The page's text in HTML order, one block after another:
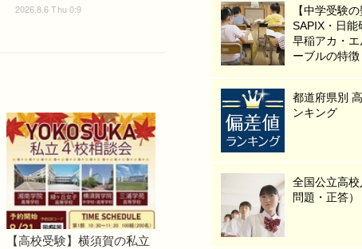
2026.8.6 Thu 0:9
【高校受験】横須賀の私立
【中学受験の
SAPIX・日能
早稲アカ・エ
ーブルの特
都道府県別
ンキング
全国公立高
問題・正答）